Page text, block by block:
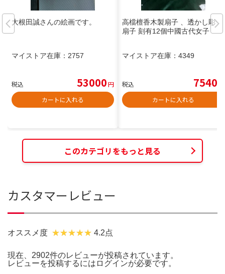
大根田誠さんの絵画です。
マイストア在庫： 2757
税込 53000円
カートに入れる
高檔檀香木製扇子 、透かし彫り
扇子 刻有12個中國古代女子
マイストア在庫： 4349
税込 7540
カートに入れる
このカテゴリをもっと見る
カスタマーレビュー
オススメ度 4.2点
現在、2902件のレビューが投稿されています。
レビューを投稿するには ログインが必要です。